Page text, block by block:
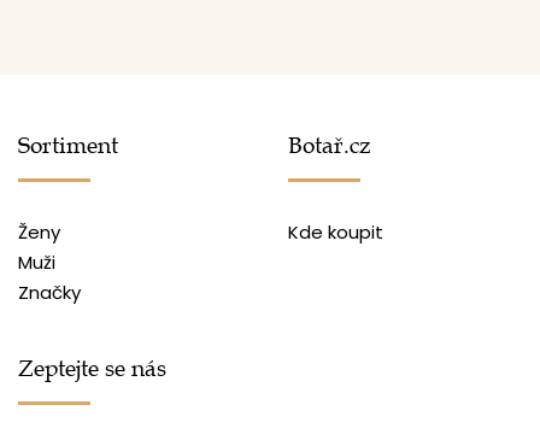
Sortiment
Ženy
Muži
Značky
Botař.cz
Kde koupit
Zeptejte se nás